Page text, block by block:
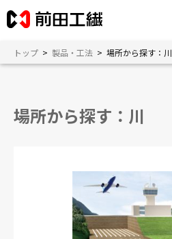
トップ > 製品・工法 > 場所から探す：川
場所から探す：川